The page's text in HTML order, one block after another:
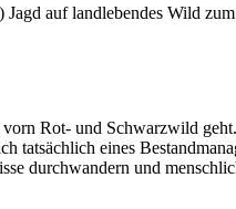
auf landlebendes Wild
Rot- und Schwarzwild
eines
durchwandern und